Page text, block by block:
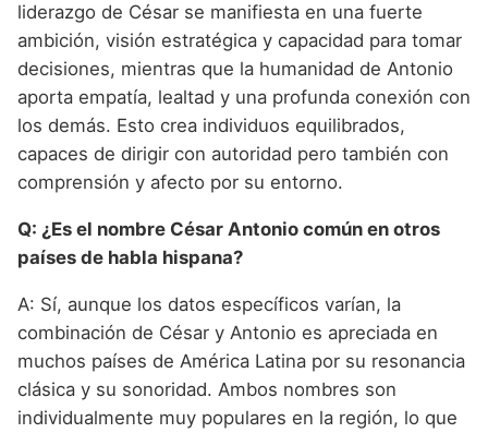
liderazgo de César se manifiesta en una fuerte
ambición, visión estratégica y capacidad para tomar
decisiones, mientras que la humanidad de Antonio
aporta empatía, lealtad y una profunda conexión con
los demás. Esto crea individuos equilibrados,
capaces de dirigir con autoridad pero también con
comprensión y afecto por su entorno.
Q: ¿Es el nombre César Antonio común en otros
países de habla hispana?
A: Sí, aunque los datos específicos varían, la
combinación de César y Antonio es apreciada en
muchos países de América Latina por su resonancia
clásica y su sonoridad. Ambos nombres son
individualmente muy populares en la región, lo que